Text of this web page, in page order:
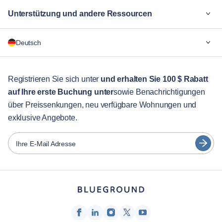
Unterstützung und andere Ressourcen
Für Unternehmen
Gästebetreuung
Stadt-Guide
Partner
Vermieter von Möbeln
Vermieter
Franchise-Partner
Deutsch
English
Português
Español
Français
Türkçe
Registrieren Sie sich unter und erhalten Sie 100 $ Rabatt
auf Ihre erste Buchung untersowie Benachrichtigungen
über Preissenkungen, neu verfügbare Wohnungen und
exklusive Angebote.
Ihre E-Mail Adresse